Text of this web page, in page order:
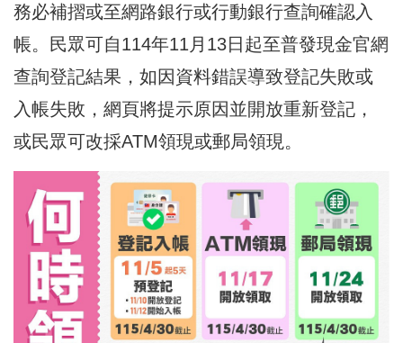
務必補摺或至網路銀行或行動銀行查詢確認入
帳。民眾可自114年11月13日起至普發現金官網
查詢登記結果，如因資料錯誤導致登記失敗或
入帳失敗，網頁將提示原因並開放重新登記，
或民眾可改採ATM領現或郵局領現。